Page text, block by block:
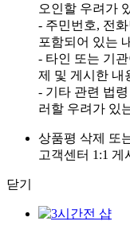
오인할 우려가
- 주민번호, 전
포함되어 있는
- 타인 또는 기
제 및 게시한 내
- 기타 관련 법
러할 우려가 있
상품평 삭제 또
고객센터 1:1
닫기